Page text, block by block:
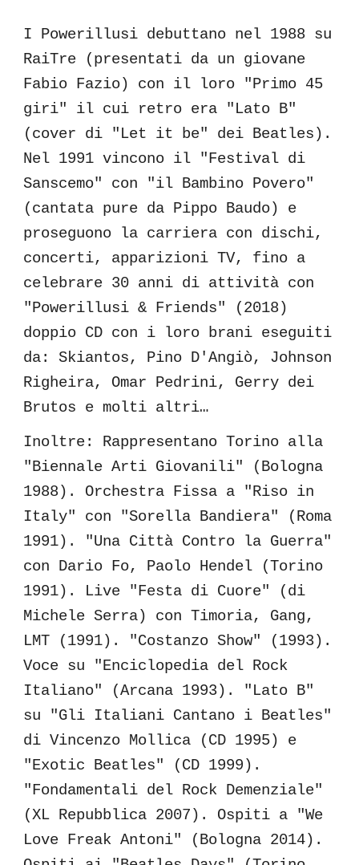
I Powerillusi debuttano nel 1988 su
RaiTre (presentati da un giovane
Fabio Fazio) con il loro "Primo 45
giri" il cui retro era "Lato B"
(cover di "Let it be" dei Beatles).
Nel 1991 vincono il "Festival di
Sanscemo" con "il Bambino Povero"
(cantata pure da Pippo Baudo) e
proseguono la carriera con dischi,
concerti, apparizioni TV, fino a
celebrare 30 anni di attività con
"Powerillusi & Friends" (2018)
doppio CD con i loro brani eseguiti
da: Skiantos, Pino D'Angiò, Johnson
Righeira, Omar Pedrini, Gerry dei
Brutos e molti altri…
Inoltre: Rappresentano Torino alla
"Biennale Arti Giovanili" (Bologna
1988). Orchestra Fissa a "Riso in
Italy" con "Sorella Bandiera" (Roma
1991). "Una Città Contro la Guerra"
con Dario Fo, Paolo Hendel
(Torino
1991) . Live "Festa di Cuore" (di
Michele Serra) con Timoria, Gang,
LMT (1991). "Costanzo Show" (1993).
Voce su "Enciclopedia del Rock
Italiano" (Arcana 1993). "Lato B"
su "Gli Italiani Cantano i Beatles"
di Vincenzo Mollica (CD 1995) e
"Exotic Beatles" (CD 1999).
"Fondamentali del Rock Demenziale"
(XL Repubblica 2007).
Ospiti a "We
Love Freak Antoni"
(Bologna 2014) .